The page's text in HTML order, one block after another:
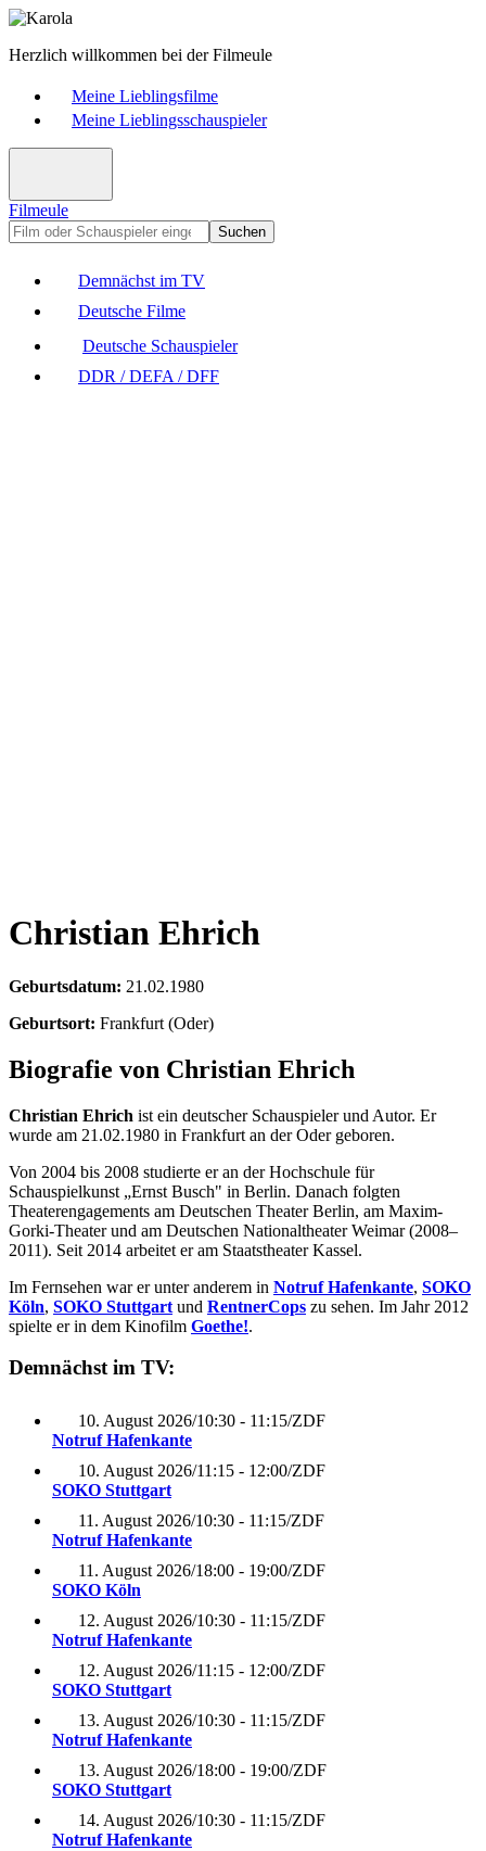
Herzlich willkommen bei der Filmeule
Meine Lieblingsfilme
Meine Lieblingsschauspieler
Filmeule
Suchen
Demnächst im TV
Deutsche Filme
Deutsche Schauspieler
DDR / DEFA / DFF
Christian Ehrich
Geburtsdatum: 21.02.1980
Geburtsort: Frankfurt (Oder)
Biografie von Christian Ehrich
Christian Ehrich ist ein deutscher Schauspieler und Autor. Er
wurde am 21.02.1980 in Frankfurt an der Oder geboren.
Von 2004 bis 2008 studierte er an der Hochschule für
Schauspielkunst „Ernst Busch" in Berlin. Danach folgten
Theaterengagements am Deutschen Theater Berlin, am Maxim-
Gorki-Theater und am Deutschen Nationaltheater Weimar (2008–
2011). Seit 2014 arbeitet er am Staatstheater Kassel.
Im Fernsehen war er unter anderem in Notruf Hafenkante, SOKO
Köln, SOKO Stuttgart und RentnerCops zu sehen. Im Jahr 2012
spielte er in dem Kinofilm Goethe!.
Demnächst im TV:
10. August 2026/10:30 - 11:15/ZDF
Notruf Hafenkante
10. August 2026/11:15 - 12:00/ZDF
SOKO Stuttgart
11. August 2026/10:30 - 11:15/ZDF
Notruf Hafenkante
11. August 2026/18:00 - 19:00/ZDF
SOKO Köln
12. August 2026/10:30 - 11:15/ZDF
Notruf Hafenkante
12. August 2026/11:15 - 12:00/ZDF
SOKO Stuttgart
13. August 2026/10:30 - 11:15/ZDF
Notruf Hafenkante
13. August 2026/18:00 - 19:00/ZDF
SOKO Stuttgart
14. August 2026/10:30 - 11:15/ZDF
Notruf Hafenkante